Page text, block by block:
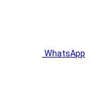
WhatsApp